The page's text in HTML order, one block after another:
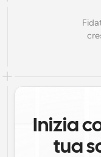
Inizia
tua